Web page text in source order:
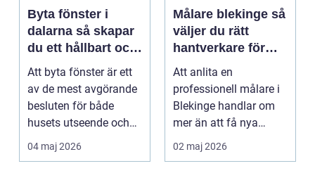
Byta fönster i
dalarna så skapar
du ett hållbart och
vackert hus
Att byta fönster är ett
av de mest avgörande
besluten för både
husets utseende och
energiförbrukning...
04 maj 2026
Målare blekinge så
väljer du rätt
hantverkare för
hem och företag
Att anlita en
professionell målare i
Blekinge handlar om
mer än att få nya
färger på väggarna.
Rätt ...
02 maj 2026